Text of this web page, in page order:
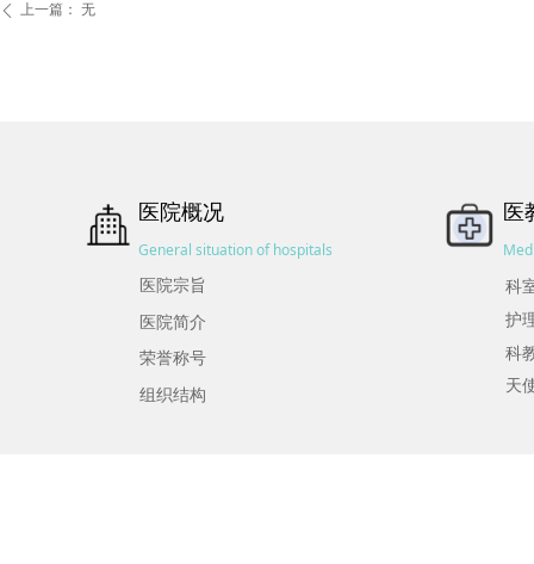
ꄴ 上一篇： 无
医院概况
General situation of hospitals
医
医院宗旨
医院简介
荣誉称号
组织结构
科
护
科
天